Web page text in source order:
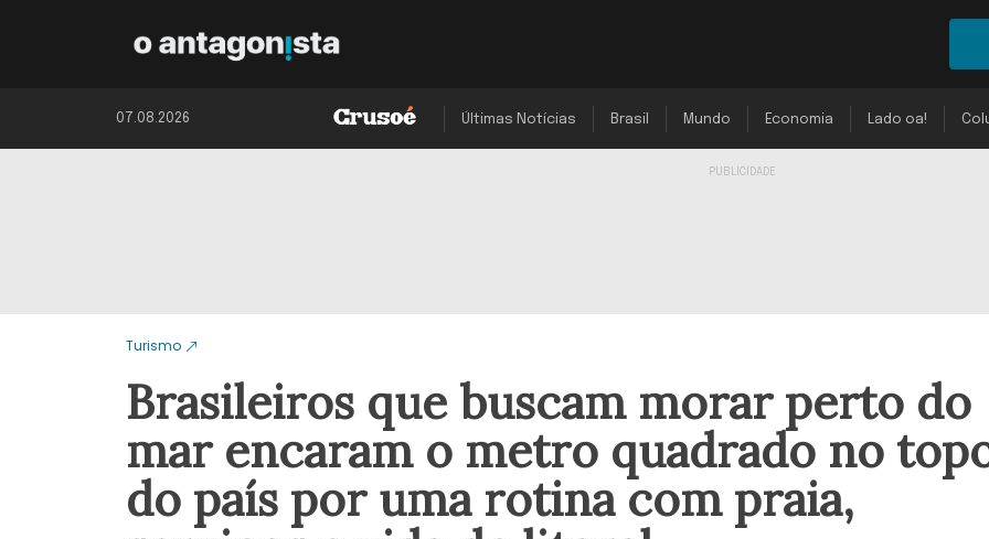
07.08.2026 Últimas Notícias Brasil Mundo Economia Lado oa!
Turismo
Brasileiros que buscam morar perto do
mar encaram o metro quadrado no
do país por uma rotina com praia,